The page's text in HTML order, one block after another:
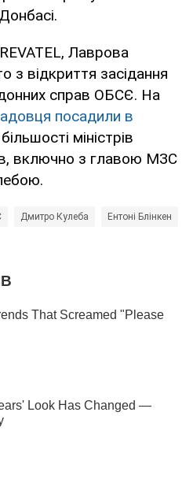
Лаврова
з відкриття засідання
справ ОБСЄ. На
посадили в
міністрів
включно з главою МЗС
Дмитро Кулеба Ентоні Блінкен